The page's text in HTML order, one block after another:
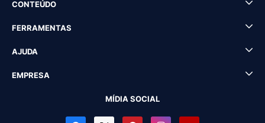
CONTEÚDO
FERRAMENTAS
AJUDA
EMPRESA
MÍDIA SOCIAL